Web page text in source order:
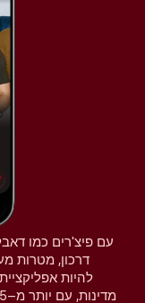
עם פיצ'רים כמו
דרכון, מטרות